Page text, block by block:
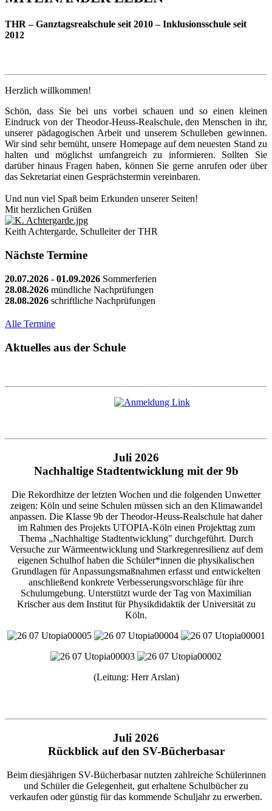
THR – Ganztagsrealschule seit 2010 – Inklusionsschule seit
2012
Herzlich willkommen!
Schön, dass Sie bei uns vorbei schauen und so einen kleinen
Eindruck von der Theodor-Heuss-Realschule, den Menschen in ihr,
unserer pädagogischen Arbeit und unserem Schulleben gewinnen.
Wir sind sehr bemüht, unsere Homepage auf dem neuesten Stand zu
halten und möglichst umfangreich zu informieren. Sollten Sie
darüber hinaus Fragen haben, können Sie gerne anrufen oder über
das Sekretariat einen Gesprächstermin vereinbaren.
Und nun viel Spaß beim Erkunden unserer Seiten!
Mit herzlichen Grüßen
Keith Achtergarde, Schulleiter der THR
Nächste Termine
20.07.2026 - 01.09.2026 Sommerferien
28.08.2026 mündliche Nachprüfungen
28.08.2026 schriftliche Nachprüfungen
Alle Termine
Aktuelles aus der Schule
Juli 2026
Nachhaltige Stadtentwicklung mit der 9b
Die Rekordhitze der letzten Wochen und die folgenden Unwetter
zeigen: Köln und seine Schulen müssen sich an den Klimawandel
anpassen. Die Klasse 9b der Theodor-Heuss-Realschule hat daher
im Rahmen des Projekts UTOPIA-Köln einen Projekttag zum
Thema „Nachhaltige Stadtentwicklung" durchgeführt. Durch
Versuche zur Wärmeentwicklung und Starkregenresilienz auf dem
eigenen Schulhof haben die Schüler*innen die physikalischen
Grundlagen für Anpassungsmaßnahmen erfasst und entwickelten
anschließend konkrete Verbesserungsvorschläge für ihre
Schulumgebung. Unterstützt wurde der Tag von Maximilian
Krischer aus dem Institut für Physikdidaktik der Universität zu
Köln.
(Leitung: Herr Arslan)
Juli 2026
Rückblick auf den SV-Bücherbasar
Beim diesjährigen SV-Bücherbasar nutzten zahlreiche Schülerinnen
und Schüler die Gelegenheit, gut erhaltene Schulbücher zu
verkaufen oder günstig für das kommende Schuljahr zu erwerben.